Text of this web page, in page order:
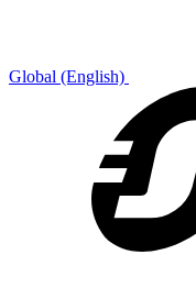
Global (English)